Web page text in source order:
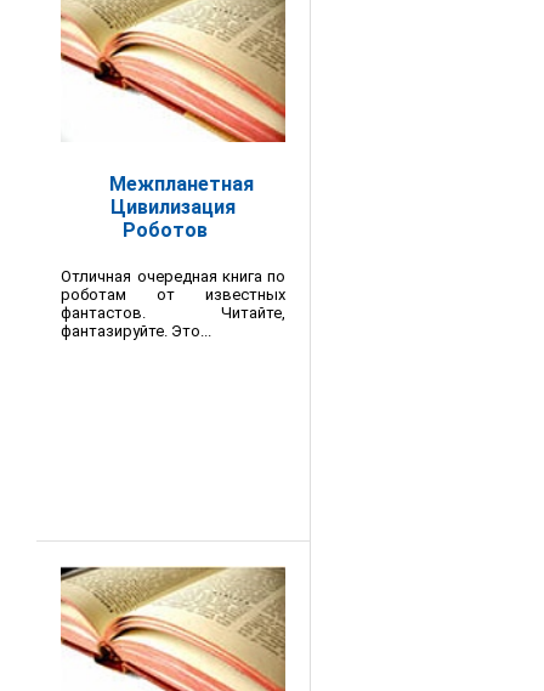
Межпланетная
Цивилизация
Роботов
Отличная очередная книга по
роботам от известных
фантастов. Читайте,
фантазируйте. Это...